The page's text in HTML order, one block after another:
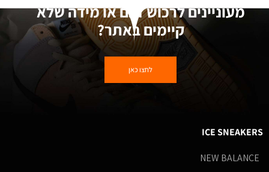
מעוניינים לרכוש דגם או מידה שלא
קיימים באתר?
לחצו כאן
ICE SNEAKERS
NEW BALANCE